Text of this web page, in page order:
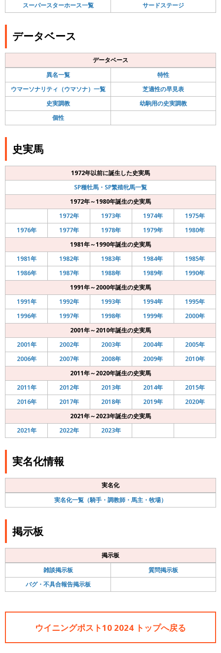
スーパースターホース一覧
サードステージ
データベース
データベース
異名一覧
特性
ウマーソナリティ（ウマソナ）一覧
芝適性の早見表
史実調教
幼駒用の史実調教
個性
史実馬
1972年以前に誕生した史実馬
SP種牡馬・SP繁殖牝馬一覧
1972年～1980年誕生の史実馬
1972年
1973年 1974年
1975年
1976年
1977年 1978年 1979年
1980年
1981年～1990年誕生の史実馬
1981年
1982年 1983年 1984年
1985年
1986年
1987年 1988年 1989年
1990年
1991年～2000年誕生の史実馬
1991年
1992年 1993年 1994年
1995年
1996年
1997年 1998年 1999年
2000年
2001年～2010年誕生の史実馬
2001年
2002年 2003年 2004年
2005年
2006年
2007年 2008年 2009年
2010年
2011年～2020年誕生の史実馬
2011年
2012年 2013年 2014年
2015年
2016年
2017年 2018年 2019年
2020年
2021年～2023年誕生の史実馬
2021年
2022年 2023年
実名化情報
実名化
実名化一覧（騎手・調教師・馬主・牧場）
掲示板
掲示板
雑談掲示板
質問掲示板
バグ・不具合報告掲示板
ウイニングポスト10 2024 トップへ戻る